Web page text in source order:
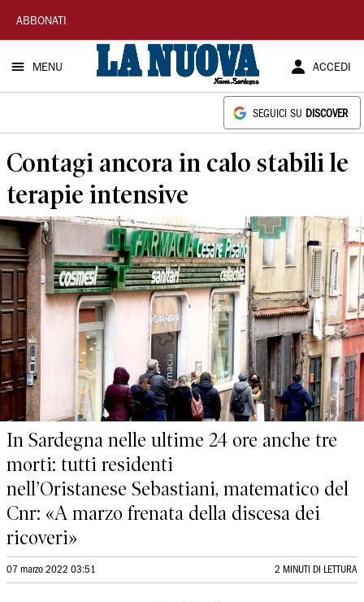
La
Nuova
Sardegna
ABBONATI
MENU ACCEDI
SEGUICI SU DISCOVER
Contagi ancora in calo stabili le
terapie intensive
In Sardegna nelle ultime 24 ore anche tre
morti: tutti residenti
nell’Oristanese Sebastiani, matematico del
Cnr: «A marzo frenata della discesa dei
ricoveri»
07 marzo 2022 03:51 2 MINUTI DI LETTURA